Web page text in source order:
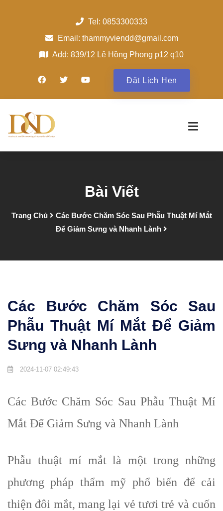
Tel: 0853300333
Email: thammyviendd@gmail.com
Add: 839/12 Lê Hồng Phong p12 q10
Đặt Lịch Hẹn
Bài Viết
Trang Chủ
Các Bước Chăm Sóc Sau Phẫu Thuật Mí Mắt
Để Giảm Sưng và Nhanh Lành
Các Bước Chăm Sóc Sau
Phẫu Thuật Mí Mắt Để Giảm
Sưng và Nhanh Lành
2024-11-07 02:49:43
Các Bước Chăm Sóc Sau Phẫu Thuật Mí
Mắt Để Giảm Sưng và Nhanh Lành
Phẫu thuật mí mắt là một trong những
phương pháp thẩm mỹ phổ biến để cải
thiện đôi mắt, mang lại vẻ tươi trẻ và cuốn